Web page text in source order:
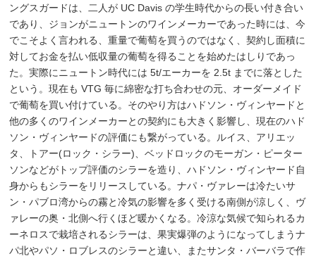
ングスガードは、二人が UC Davis の学生時代からの長い付き合い
であり、ジョンがニュートンのワインメーカーであった時には、今
でこそよく言われる、重量で葡萄を買うのではなく、契約し面積に
対してお金を払い低収量の葡萄を得ることを始めたはしりであっ
た。実際にニュートン時代には 5t/エーカーを 2.5t までに落とした
という。現在も VTG 毎に綿密な打ち合わせの元、オーダーメイド
で葡萄を買い付けている。そのやり方はハドソン・ヴィンヤードと
他の多くのワインメーカーとの契約にも大きく影響し、現在のハド
ソン・ヴィンヤードの評価にも繋がっている。ルイス、アリエッ
タ、トアー(ロック・シラー)、ベッドロックのモーガン・ピーター
ソンなどがトップ評価のシラーを造り、ハドソン・ヴィンヤード自
身からもシラーをリリースしている。ナパ・ヴァレーは冷たいサ
ン・パブロ湾からの霧と冷気の影響を多く受ける南側が涼しく、ヴ
ァレーの奥・北側へ行くほど暖かくなる。冷涼な気候で知られるカ
ーネロスで栽培されるシラーは、果実爆弾のようになってしまうナ
パ北やパソ・ロブレスのシラーと違い、またサンタ・バーバラで作